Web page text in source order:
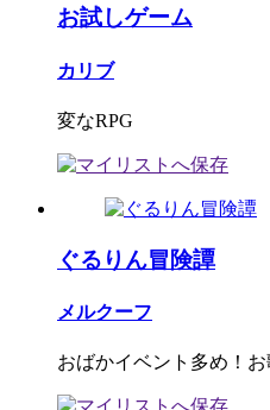
お試しゲーム
カリブ
変なRPG
ぐるりん冒険譚
メルクーフ
おばかイベント多め！